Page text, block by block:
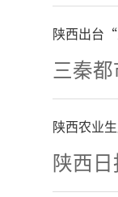
国
中
陕西出台
三秦
陕西农业
陕西日